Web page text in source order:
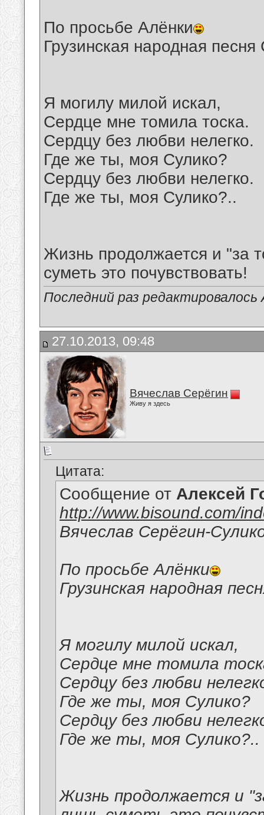
По просьбе Алёнки
Грузинская народная песня
Я могилу милой искал,
Сердце мне томила тоска.
Сердцу без любви нелегко.
Где же ты, моя Сулико?
Сердцу без любви нелегко.
Где же ты, моя Сулико?..
Жизнь продолжается и "за
суметь это почувствовать!
Последний раз
27.10.2013, 09:48
Вячеслав Серёгин
Живу я здесь
Цитата:
Сообщение от Алексей
http://www.bisound.com/
Вячеслав Серёгин-
По просьбе Алёнки
Грузинская народная
Я могилу милой искал,
Сердце мне томила
Сердцу без любви
Где же ты, моя Сулико?
Сердцу без любви
Где же ты, моя Сулико?..
Жизнь продолжается и